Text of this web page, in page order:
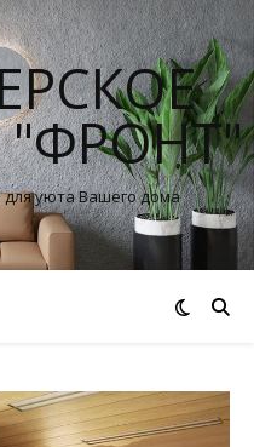
"ФРОНТ"
уюта Вашего дома